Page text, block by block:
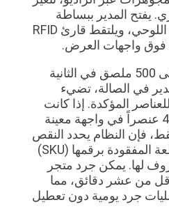
يفتح المدير ببساطة
وحدة الجرد على جهازه اللوحي، ويلتقط قارئ RFID
فوق واجهات العرض.
يلتقط القارئ ما يصل إلى 500 ملصق في الثانية
في الصالة، تضيء
المؤكدة. إذا كانت
قاعدة البيانات تتوقع 450 عنصراً في واجهة معينة
القارئ 449 فقط، فإن النظام يحدد النقص
على الفور، ويعزل القطعة المفقودة برقمها (SKU)
لها. يمكن جرد متجر
100٪ في أقل من عشر دقائق، مما
جرد يومية دون تعطيل